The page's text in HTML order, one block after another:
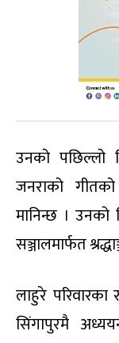
उनको पछिल्लो
जनराको
मानिन्छ । उनको
सञ्जालमार्फत
लाहुरे
सिंगापुरमै